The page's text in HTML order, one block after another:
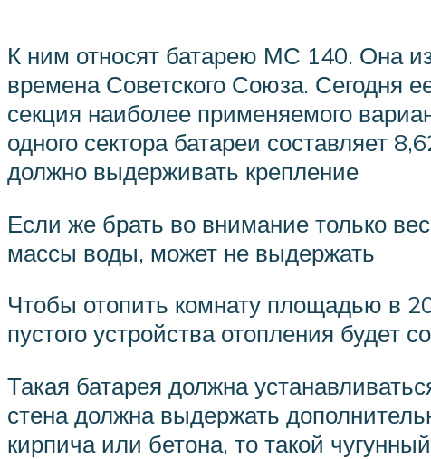
К ним относят батарею МС 140. Она
времена Советского Союза. Сегодня
секция наиболее применяемого
одного сектора батареи составляет
должно выдерживать крепление
Если же брать во внимание только
массы воды, может не выдержать
Чтобы отопить комнату площадью в
пустого устройства отопления будет
Такая батарея должна
стена должна выдержать
кирпича или бетона, то такой